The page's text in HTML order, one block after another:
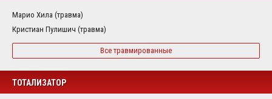
Марио Хила (травма)
Кристиан Пулишич (травма)
Все травмированные
ТОТАЛИЗАТОР